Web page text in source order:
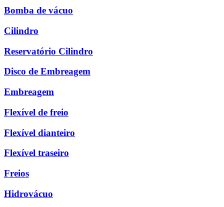
Bomba de vácuo
Cilindro
Reservatório Cilindro
Disco de Embreagem
Embreagem
Flexível de freio
Flexível dianteiro
Flexível traseiro
Freios
Hidrovácuo